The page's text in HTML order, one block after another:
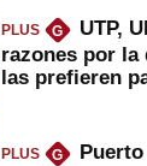
PLUS G
UTP,
razones por la
las prefieren
PLUS G